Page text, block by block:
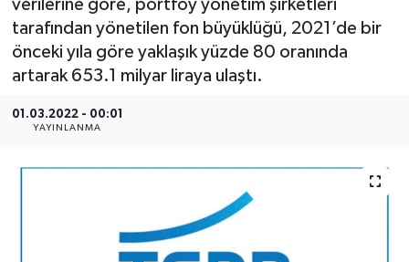
verilerine göre, portföy yönetim şirketleri
tarafından yönetilen fon büyüklüğü, 2021’de bir
önceki yıla göre yaklaşık yüzde 80 oranında
artarak 653.1 milyar liraya ulaştı.
01.03.2022 - 00:01
YAYINLANMA
KAPAK
OSB
SEKTÖR